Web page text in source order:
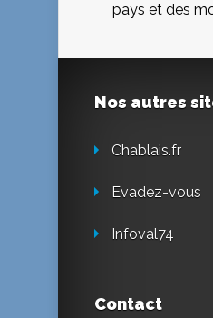
pays et des
Nos autres
Chablais.fr
Evadez-vous
Infoval74
Contact